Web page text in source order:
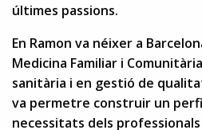
últimes passions.
En Ramon va néixer a
Medicina Familiar i
sanitària i en gestió de
va permetre construir un
necessitats dels